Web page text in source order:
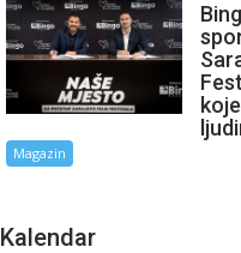
Magazin
Kalendar